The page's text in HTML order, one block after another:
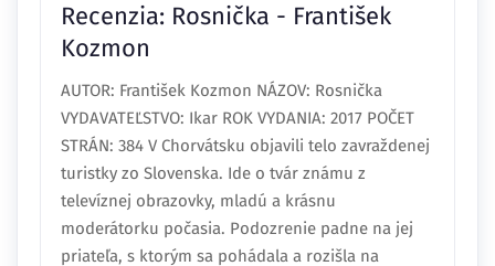
Recenzia: Rosnička - František
Kozmon
AUTOR: František Kozmon NÁZOV: Rosnička
VYDAVATEĽSTVO: Ikar ROK VYDANIA: 2017 POČET
STRÁN: 384 V Chorvátsku objavili telo zavraždenej
turistky zo Slovenska. Ide o tvár známu z
televíznej obrazovky, mladú a krásnu
moderátorku počasia. Podozrenie padne na jej
priateľa, s ktorým sa pohádala a rozišla na